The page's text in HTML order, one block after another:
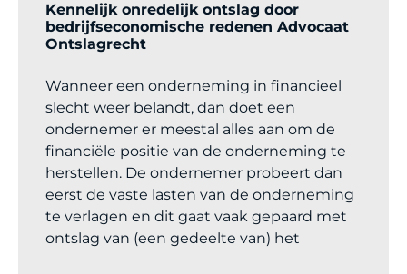
Kennelijk onredelijk ontslag door
bedrijfseconomische redenen Advocaat
Ontslagrecht
Wanneer een onderneming in financieel
slecht weer belandt, dan doet een
ondernemer er meestal alles aan om de
financiële positie van de onderneming te
herstellen. De ondernemer probeert dan
eerst de vaste lasten van de onderneming
te verlagen en dit gaat vaak gepaard met
ontslag van (een gedeelte van) het